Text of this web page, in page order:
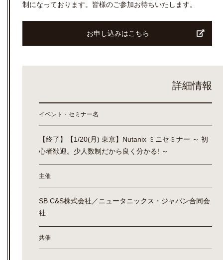
制になっております。皆様のご参加お待ちいたします。
お申し込みはこちら
詳細情報
イベント・セミナー名
【終了】【1/20(月) 東京】Nutanix ミニセミナー ～ 初
心者歓迎。少人数制だから良く分かる! ～
主催
SB C&S株式会社／ニュータニックス・ジャパン合同会
社
共催